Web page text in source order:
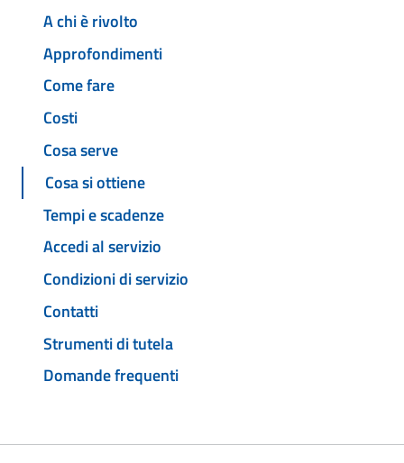
A chi è rivolto
Approfondimenti
Come fare
Costi
Cosa serve
Cosa si ottiene
Tempi e scadenze
Accedi al servizio
Condizioni di servizio
Contatti
Strumenti di tutela
Domande frequenti